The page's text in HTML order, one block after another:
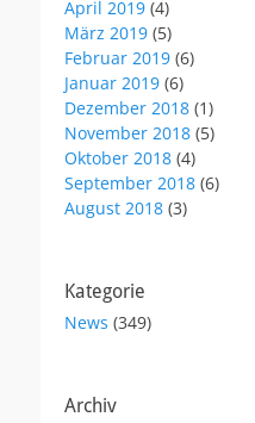
April 2019 (4)
März 2019 (5)
Februar 2019 (6)
Januar 2019 (6)
Dezember 2018 (1)
November 2018 (5)
Oktober 2018 (4)
September 2018 (6)
August 2018 (3)
Kategorie
News (349)
Archiv